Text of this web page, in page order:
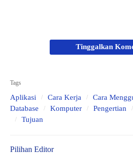
JavaScript
Antarmuka file didasarkan pada
pengguna.
Tinggalkan
Tags
Aplikasi Cara Kerja Cara
Database
Komputer Pengertian
Tujuan